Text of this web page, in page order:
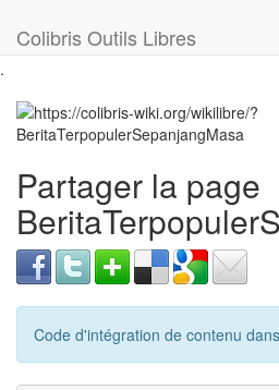
Colibris Outils Libres
.
Partager la page
Code d'intégration de contenu